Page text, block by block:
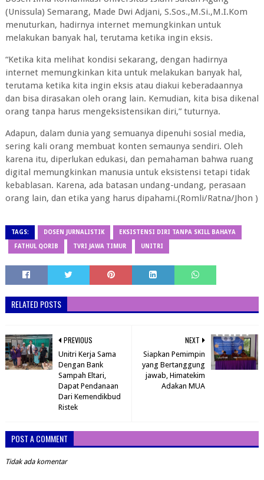
(Unissula) Semarang, Made Dwi Adjani, S.Sos.,M.Si.,M.I.Kom
menuturkan, hadirnya internet memungkinkan untuk
melakukan banyak hal, terutama ketika ingin eksis.
“Ketika kita melihat kondisi sekarang, dengan hadirnya
internet memungkinkan kita untuk melakukan banyak hal,
terutama ketika kita ingin eksis atau diakui keberadaannya
dan bisa dirasakan oleh orang lain. Kemudian, kita bisa dikenal
orang tanpa harus mengeksistensikan diri,” tuturnya.
Adapun, dalam dunia yang semuanya dipenuhi sosial media,
sering kali orang membuat konten semaunya sendiri. Oleh
karena itu, diperlukan edukasi, dan pemahaman bahwa ruang
digital memungkinkan manusia untuk eksistensi tetapi tidak
kebablasan. Karena, ada batasan undang-undang, perasaan
orang lain, dan etika yang harus dipahami.(Romli/Ratna/Jhon )
TAGS: DOSEN JURNALISTIK EKSISTENSI DIRI TANPA SKILL BAHAYA
FATHUL QORIB TVRI JAWA TIMUR UNITRI
RELATED POSTS
NEXT
Siapkan Pemimpin
yang Bertanggung
jawab, Himatekim
Adakan MUA
PREVIOUS
Unitri Kerja Sama
Dengan Bank
Sampah Eltari,
Dapat Pendanaan
Dari Kemendikbud
Ristek
POST A COMMENT
Tidak ada komentar